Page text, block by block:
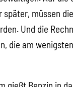
am Ende.
Bild
Gärung